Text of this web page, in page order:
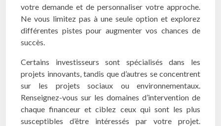
votre demande et de personnaliser votre approche.
Ne vous limitez pas à une seule option et explorez
différentes pistes pour augmenter vos chances de
succès.
Certains investisseurs sont spécialisés dans les
projets innovants, tandis que d’autres se concentrent
sur les projets sociaux ou environnementaux.
Renseignez-vous sur les domaines d’intervention de
chaque financeur et ciblez ceux qui sont les plus
susceptibles d’être intéressés par votre projet.